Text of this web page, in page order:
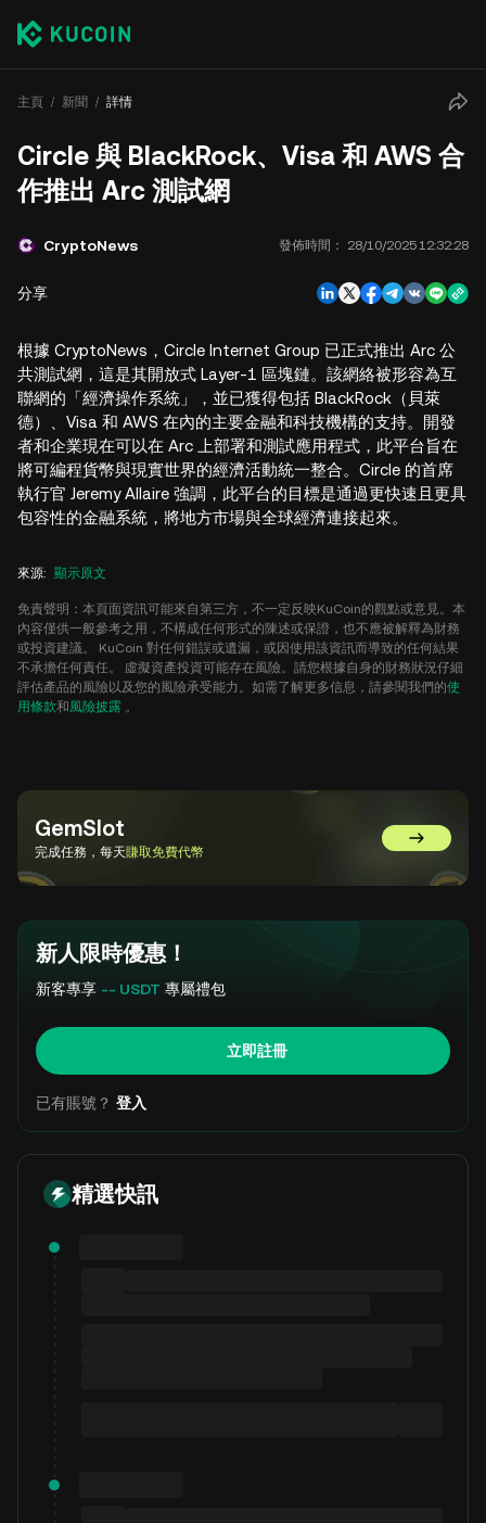
主頁 新聞 詳情
Circle 與 BlackRock、Visa 和 AWS 合
作推出 Arc 測試網
CryptoNews 發佈時間： 28/10/2025 12:32:28
分享
根據 CryptoNews，Circle Internet Group 已正式推出 Arc 公
共測試網，這是其開放式 Layer-1 區塊鏈。該網絡被形容為互
聯網的「經濟操作系統」，並已獲得包括 BlackRock（貝萊
德）、Visa 和 AWS 在內的主要金融和科技機構的支持。開發
者和企業現在可以在 Arc 上部署和測試應用程式，此平台旨在
將可編程貨幣與現實世界的經濟活動統一整合。Circle 的首席
執行官 Jeremy Allaire 強調，此平台的目標是通過更快速且更具
包容性的金融系統，將地方市場與全球經濟連接起來。
來源: 顯示原文
免責聲明：本頁面資訊可能來自第三方，不一定反映KuCoin的觀點或意見。本
內容僅供一般參考之用，不構成任何形式的陳述或保證，也不應被解釋為財務
或投資建議。 KuCoin 對任何錯誤或遺漏，或因使用該資訊而導致的任何結果
不承擔任何責任。 虛擬資產投資可能存在風險。請您根據自身的財務狀況仔細
評估產品的風險以及您的風險承受能力。如需了解更多信息，請參閱我們的使
用條款和風險披露 。
GemSlot
完成任務，每天賺取免費代幣 前往
新人限時優惠！
新客專享 -- USDT 專屬禮包
立即註冊
已有賬號？ 登入
精選快訊